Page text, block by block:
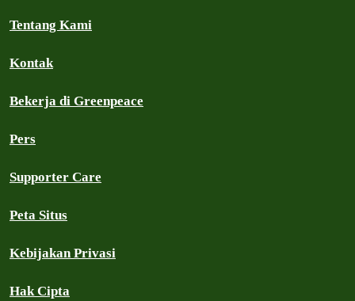
Tentang Kami
Kontak
Bekerja di Greenpeace
Pers
Supporter Care
Peta Situs
Kebijakan Privasi
Hak Cipta